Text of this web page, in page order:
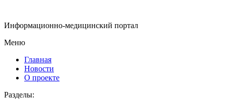
Информационно-медицинский портал
Меню
Главная
Новости
О проекте
Разделы: